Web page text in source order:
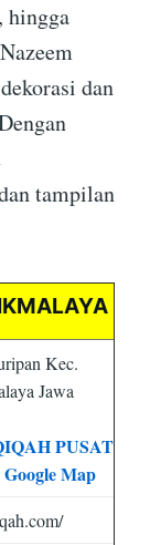
hingga
dan
tampilan
Kec.
Jawa
PUSAT
Map